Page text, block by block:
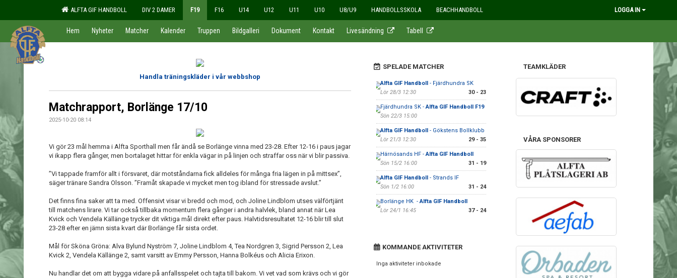
ALFTA GIF HANDBOLL DIV 2 DAMER F19 F16 U14 U12 U11 U10 U8/U9 HANDBOLLSSKOLA BEACHHANDBOLL LOGGA IN
Hem Nyheter Matcher Kalender Truppen Bildgalleri Dokument Kontakt Livesändning Tabell
Handla träningskläder i vår webbshop
Matchrapport, Borlänge 17/10
2025-10-20 08:14
Vi gör 23 mål hemma i Alfta Sporthall men får ändå se Borlänge vinna med 23-28. Efter 12-16 i paus jagar
vi ikapp flera gånger, men bortalaget hittar för enkla vägar in på linjen och straffar oss när vi blir passiva.
”Vi tappade framför allt i försvaret, där motståndarna fick alldeles för många fria lägen in på mittsex”,
säger tränare Sandra Olsson. ”Framåt skapade vi mycket men tog ibland för stressade avslut.”
Det finns fina saker att ta med. Offensivt visar vi bredd och mod, och Joline Lindblom utses välförtjänt
till matchens lirare. Vi tar också tillbaka momentum flera gånger i andra halvlek, bland annat när Lea
Kvick och Vendela Källänge trycker dit viktiga mål direkt efter paus. Halvtidsresultatet 12-16 blir till slut
23-28 efter en jämn sista kvart där Borlänge får sista ordet.
Mål för Sköna Gröna: Alva Bylund Nyström 7, Joline Lindblom 4, Tea Nordgren 3, Sigrid Persson 2, Lea
Kvick 2, Vendela Källänge 2, samt varsitt av Emmy Persson, Hanna Bolkéus och Alicia Erixon.
Nu handlar det om att bygga vidare på anfallsspelet och tajta till bakom. Vi vet vad som krävs och vi gör
SPELADE MATCHER
Alfta GIF Handboll- Fjärdhundra SK
Lör 28/3 12:30
30 - 23
Fjärdhundra SK -Alfta GIF Handboll F19
Sön 22/3 15:00
Alfta GIF Handboll- Gökstens Bollklubb
Lör 21/3 12:30
29 - 35
Härnösands HF -Alfta GIF Handboll
Sön 15/2 16:00
31 - 19
Alfta GIF Handboll- Strands IF
Sön 1/2 16:00
31 - 24
Borlänge HK -Alfta GIF Handboll
Lör 24/1 16:45
37 - 24
KOMMANDE AKTIVITETER
Inga aktiviteter inbokade
TEAMKLÄDER
VÅRA SPONSORER